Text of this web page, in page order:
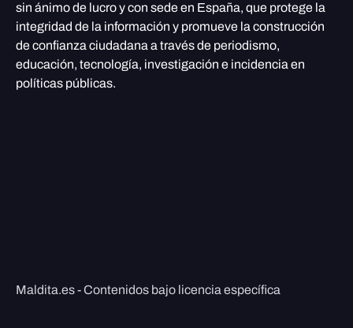
sin ánimo de lucro y con sede en España, que protege la
integridad de la información y promueve la construcción
de confianza ciudadana a través de periodismo,
educación, tecnología, investigación e incidencia en
políticas públicas.
Maldita.es - Contenidos bajo licencia específica